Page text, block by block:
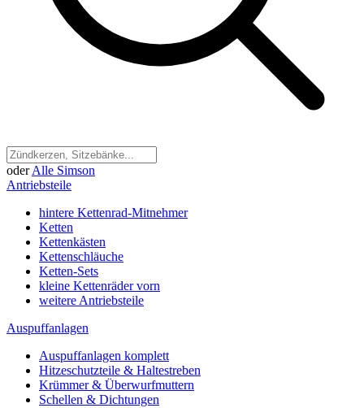
oder Alle Simson
Antriebsteile
hintere Kettenrad-Mitnehmer
Ketten
Kettenkästen
Kettenschläuche
Ketten-Sets
kleine Kettenräder vorn
weitere Antriebsteile
Auspuffanlagen
Auspuffanlagen komplett
Hitzeschutzteile & Haltestreben
Krümmer & Überwurfmuttern
Schellen & Dichtungen